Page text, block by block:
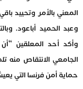
المعني بالأمر وتحييد
وعبد الحميد أباعود.
وأكد أحد المعلقين
الجامعي الانتقاص
حماية أمن فرنسا التي